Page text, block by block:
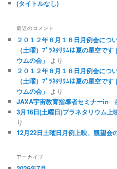
(タイトルなし)
最近のコメント
２０１２年８月１８日月例会につ
（土曜）ﾌﾟﾗﾈﾀﾘｳﾑは夏の星空で
ウムの会」
より
２０１２年８月１８日月例会につ
（土曜）ﾌﾟﾗﾈﾀﾘｳﾑは夏の星空で
ウムの会」
より
JAXA宇宙教育指導者セミナーin
3月16日(土曜日)プラネタリウム上
り
12月22日土曜日月例上映、観望会
アーカイブ